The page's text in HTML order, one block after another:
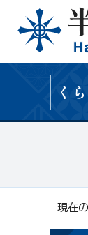
く
現在